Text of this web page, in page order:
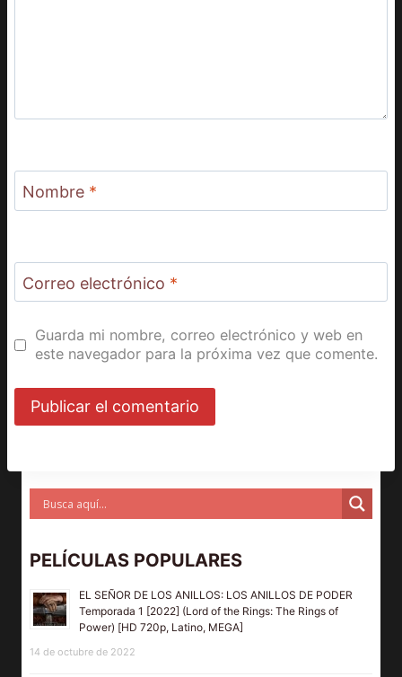
Nombre *
Correo electrónico *
Guarda mi nombre, correo electrónico y web en
este navegador para la próxima vez que comente.
PELÍCULAS POPULARES
EL SEÑOR DE LOS ANILLOS: LOS ANILLOS DE PODER
Temporada 1 [2022] (Lord of the Rings: The Rings of
Power) [HD 720p, Latino, MEGA]
14 de octubre de 2022